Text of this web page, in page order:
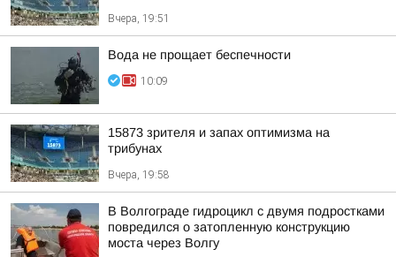
Вчера, 19:51
Вода не прощает беспечности
10:09
15873 зрителя и запах оптимизма на
трибунах
Вчера, 19:58
В Волгограде гидроцикл с двумя подростками
повредился о затопленную конструкцию
моста через Волгу